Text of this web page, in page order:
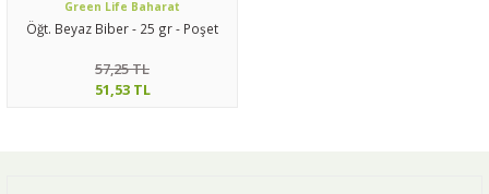
Green Life Baharat
Öğt. Beyaz Biber - 25 gr - Poşet
57,25 TL
51,53 TL